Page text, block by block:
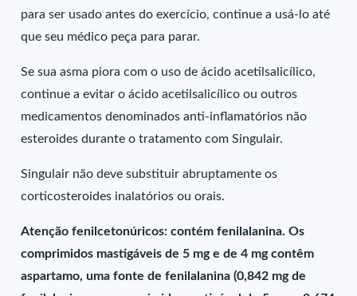
para ser usado antes do exercício, continue a usá-lo até
que seu médico peça para parar.
Se sua asma piora com o uso de ácido acetilsalicílico,
continue a evitar o ácido acetilsalicílico ou outros
medicamentos denominados anti-inflamatórios não
esteroides durante o tratamento com Singulair.
Singulair não deve substituir abruptamente os
corticosteroides inalatórios ou orais.
Atenção fenilcetonúricos: contém fenilalanina. Os
comprimidos mastigáveis de 5 mg e de 4 mg contêm
aspartamo, uma fonte de fenilalanina (0,842 mg de